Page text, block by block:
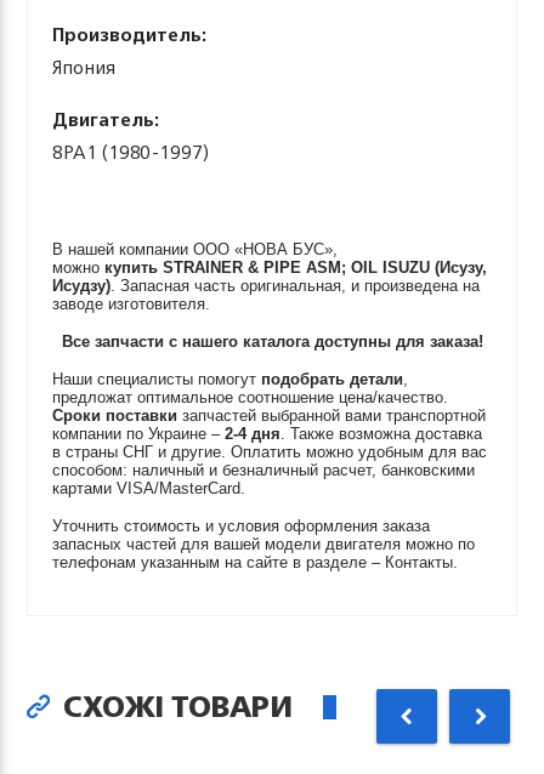
Производитель:
Япония
Двигатель:
8PA1 (1980-1997)
В нашей компании ООО «НОВА БУС»,
можно купитьSTRAINER & PIPE ASM; OIL ISUZU (Исузу,
Исудзу). Запасная часть оригинальная, и произведена на
заводе изготовителя.
Все запчасти с нашего каталога доступны для заказа!
Наши специалисты помогут подобрать детали,
предложат оптимальное соотношение цена/качество.
Сроки поставки запчастей выбранной вами транспортной
компании по Украине –2-4 дня. Также возможна доставка
в страны СНГ и другие. Оплатить можно удобным для вас
способом: наличный и безналичный расчет, банковскими
картами VISA/MasterCard.
Уточнить стоимость и условия оформления заказа
запасных частей для вашей модели двигателя можно по
телефонам указанным на сайте в разделе – Контакты.
СХОЖІ ТОВАРИ